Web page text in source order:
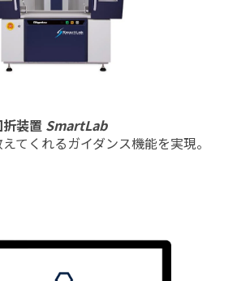
装置 SmartLab
てくれるガイダンス機能を実現。